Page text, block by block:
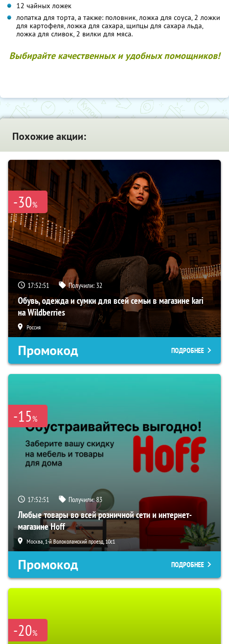
12 чайных ложек
лопатка для торта, а также: половник, ложка для соуса, 2 ложки
для картофеля, ложка для сахара, щипцы для сахара льда,
ложка для сливок, 2 вилки для мяса.
Выбирайте качественных и удобных помощников!
Похожие акции:
-30%
17:52:50 Получили: 32
Обувь, одежда и сумки для всей семьи в магазине kari
на Wildberries
Россия
Промокод ПОДРОБНЕЕ
-15%
17:52:50 Получили:83
Любые товары во всей розничной сети и интернет-
магазине Hoff
Москва, 1-й Волоколамский проезд, 10с1
Промокод ПОДРОБНЕЕ
-20%